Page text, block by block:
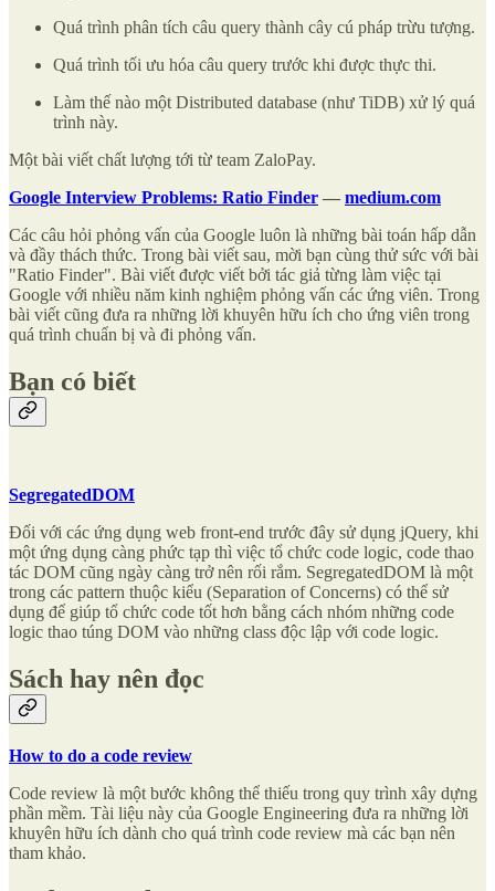
Quá trình phân tích câu query thành cây cú pháp trừu tượng.
Quá trình tối ưu hóa câu query trước khi được thực thi.
Làm thế nào một Distributed database (như TiDB) xử lý quá
trình này.
Một bài viết chất lượng tới từ team ZaloPay.
Google Interview Problems: Ratio Finder — medium.com
Các câu hỏi phỏng vấn của Google luôn là những bài toán hấp dẫn
và đầy thách thức. Trong bài viết sau, mời bạn cùng thử sức với bài
"Ratio Finder". Bài viết được viết bởi tác giả từng làm việc tại
Google với nhiều năm kinh nghiệm phỏng vấn các ứng viên. Trong
bài viết cũng đưa ra những lời khuyên hữu ích cho ứng viên trong
quá trình chuẩn bị và đi phỏng vấn.
Bạn có biết
SegregatedDOM
Đối với các ứng dụng web front-end trước đây sử dụng jQuery, khi
một ứng dụng càng phức tạp thì việc tổ chức code logic, code thao
tác DOM cũng ngày càng trở nên rối rắm. SegregatedDOM là một
trong các pattern thuộc kiểu (Separation of Concerns) có thể sử
dụng để giúp tổ chức code tốt hơn bằng cách nhóm những code
logic thao túng DOM vào những class độc lập với code logic.
Sách hay nên đọc
How to do a code review
Code review là một bước không thể thiếu trong quy trình xây dựng
phần mềm. Tài liệu này của Google Engineering đưa ra những lời
khuyên hữu ích dành cho quá trình code review mà các bạn nên
tham khảo.